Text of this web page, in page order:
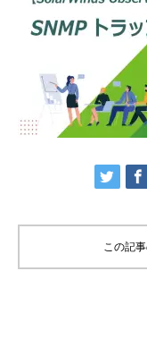
この記